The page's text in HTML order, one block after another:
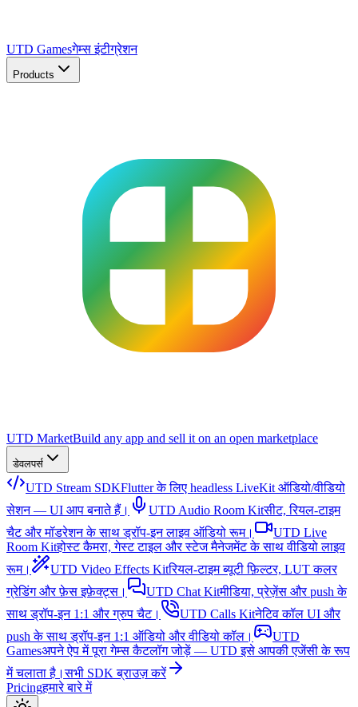
UTD Gamesगेम्स इंटीग्रेशन
Products
UTD MarketBuild any app and sell it on an open marketplace
डेवलपर्स
UTD Stream SDKFlutter के लिए headless LiveKit ऑडियो/वीडियो
सेशन — UI आप बनाते हैं।
UTD Audio Room Kitसीट, रियल-टाइम
चैट और मॉडरेशन के साथ ड्रॉप-इन लाइव ऑडियो रूम।
UTD Live
Room Kitहोस्ट कैमरा, गेस्ट टाइल और स्टेज मैनेजमेंट के साथ वीडियो लाइव
रूम।
UTD Video Effects Kitरियल-टाइम ब्यूटी फ़िल्टर, LUT कलर
ग्रेडिंग और फ़ेस इफ़ेक्ट्स।
UTD Chat Kitमीडिया, प्रेज़ेंस और push के
साथ ड्रॉप-इन 1:1 और ग्रुप चैट।
UTD Calls Kitनेटिव कॉल UI और
push के साथ ड्रॉप-इन 1:1 ऑडियो और वीडियो कॉल।
UTD
Gamesअपने ऐप में पूरा गेम्स कैटलॉग जोड़ें — UTD इसे आपकी एजेंसी के रूप
में चलाता है।सभी SDK ब्राउज़ करें
Pricingहमारे बारे में